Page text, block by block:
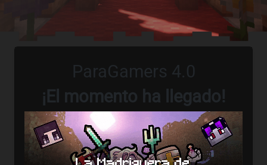
ParaGamers 4.0
¡El momento ha llegado!